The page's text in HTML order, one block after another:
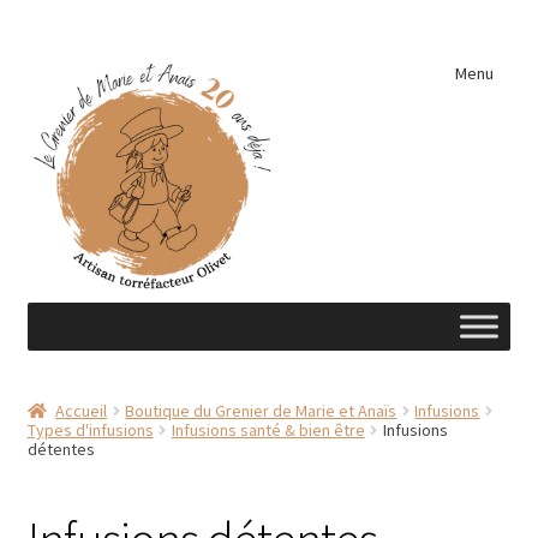
navigation
contenu
Menu
A découvrir …
Accueil Boutique du Grenier de Marie et Anaïs
Infusions
Types d'infusions
Infusions santé & bien être
Infusions
détentes